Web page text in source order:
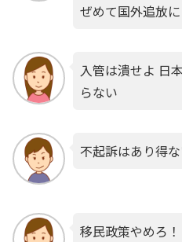
ぜめて国外追放
入管は潰せよ 日
らない
不起訴はあり得
移民政策やめろ